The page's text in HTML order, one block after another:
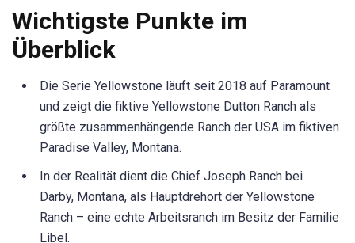
Wichtigste Punkte im
Überblick
Die Serie Yellowstone läuft seit 2018 auf Paramount
und zeigt die fiktive Yellowstone Dutton Ranch als
größte zusammenhängende Ranch der USA im fiktiven
Paradise Valley, Montana.
In der Realität dient die Chief Joseph Ranch bei
Darby, Montana, als Hauptdrehort der Yellowstone
Ranch – eine echte Arbeitsranch im Besitz der Familie
Libel.